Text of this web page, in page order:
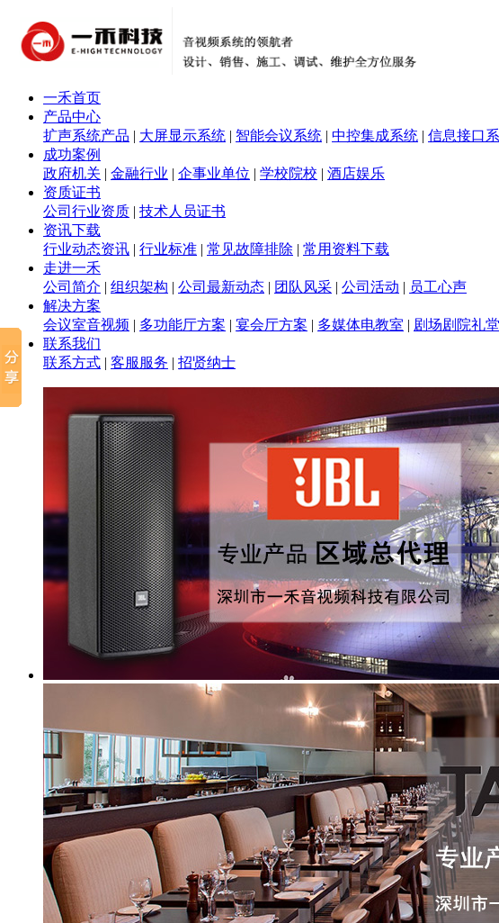
一禾首页
产品中心
扩声系统产品 | 大屏显示系统 | 智能会议系统 | 中控集成系统 | 信息接口
成功案例
政府机关 | 金融行业 | 企事业单位 | 学校院校 | 酒店娱乐
资质证书
公司行业资质 | 技术人员证书
资讯下载
行业动态资讯 | 行业标准 | 常见故障排除 | 常用资料下载
走进一禾
公司简介 | 组织架构 | 公司最新动态 | 团队风采 | 公司活动 | 员工心声
解决方案
会议室音视频 | 多功能厅方案 | 宴会厅方案 | 多媒体电教室 | 剧场剧院礼堂
联系我们
联系方式 | 客服服务 | 招贤纳士